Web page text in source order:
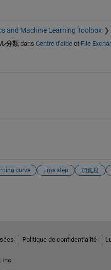
and Machine Learning Toolbox
分類dans Centre d'aideet File
curve time step 加速度
Politique de confidentialité
Inc.